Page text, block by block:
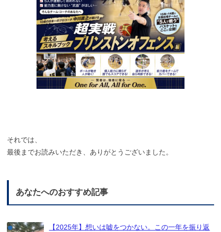
それでは、
最後までお読みいただき、ありがとうございました。
あなたへのおすすめ記事
【2025年】想いは嘘をつかない。この一年を振り返